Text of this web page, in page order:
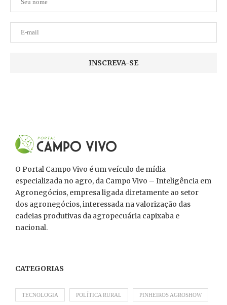
O Portal Campo Vivo é um veículo de mídia
especializada no agro, da Campo Vivo – Inteligência em
Agronegócios, empresa ligada diretamente ao setor
dos agronegócios, interessada na valorização das
cadeias produtivas da agropecuária capixaba e
nacional.
CATEGORIAS
TECNOLOGIA POLÍTICA RURAL PINHEIROS AGROSHOW